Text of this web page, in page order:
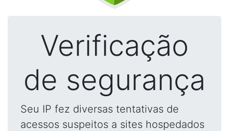
Verificação
de segurança
Seu IP fez diversas tentativas de
acessos suspeitos a sites hospedados